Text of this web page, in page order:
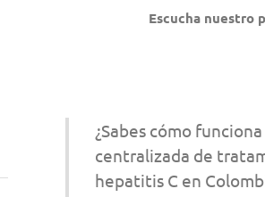
Escucha nuestro
¿Sabes cómo
centralizada de
hepatitis C en